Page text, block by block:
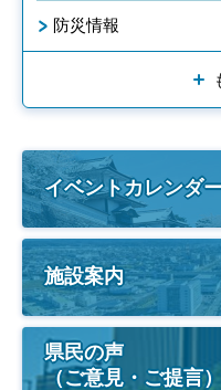
防災情報
イベントカレンダ
施設案内
県民の声
（ご意見・ご提言）